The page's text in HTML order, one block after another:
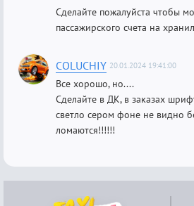
Сделайте пожалуйста чтобы
пассажирского счета на
COLUCHIY 20.01.2024 19:41:00
Все хорошо, но....
Сделайте в ДК, в заказах
светло сером фоне не видно
ломаются!!!!!!